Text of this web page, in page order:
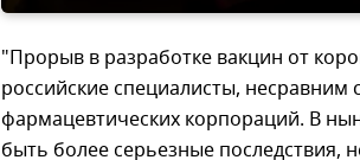
"Прорыв в разработке вакцин от
российские специалисты,
фармацевтических корпораций. В
быть более серьезные последствия,